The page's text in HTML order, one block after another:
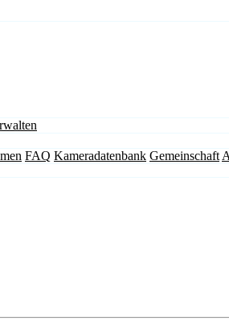
FAQ Kameradatenbank Gemeinschaft